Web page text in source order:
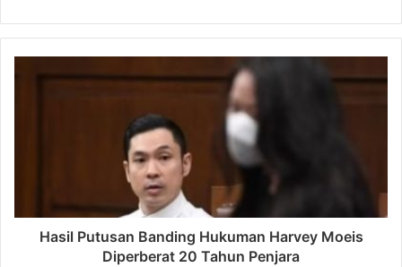
Hasil Putusan Banding Hukuman Harvey Moeis
Diperberat 20 Tahun Penjara